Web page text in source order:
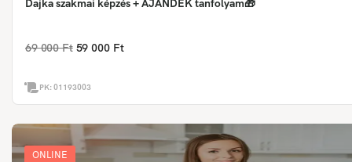
Dajka szakmai képzés + AJÁNDÉK tanfolyam🎁
69 000 Ft 59 000 Ft
PK:01193003
ONLINE